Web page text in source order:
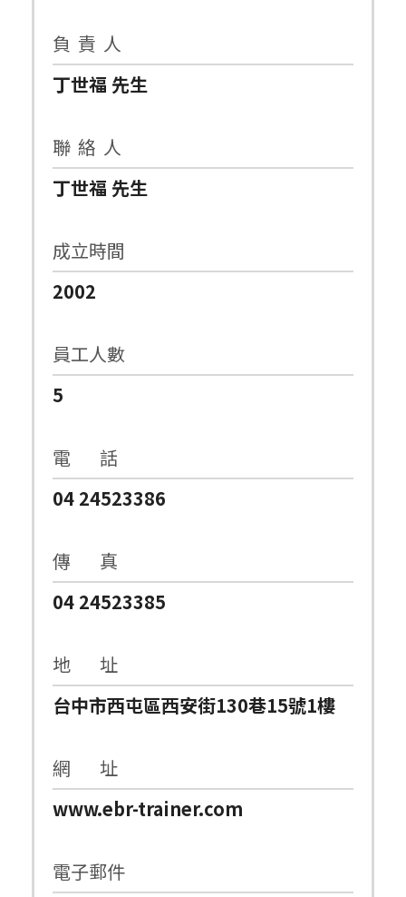
負 責 人
丁世福 先生
聯 絡 人
丁世福 先生
成立時間
2002
員工人數
5
電 話
04 24523386
傳 真
04 24523385
地 址
台中市西屯區西安街130巷15號1樓
網 址
www.ebr-trainer.com
電子郵件